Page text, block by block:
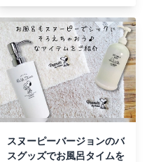
スヌーピーバージョンのバ
スグッズでお風呂タイムを